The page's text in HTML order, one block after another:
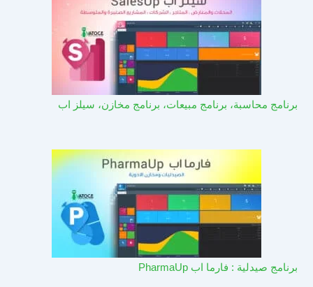
برنامج محاسبة، برنامج مبيعات، برنامج مخازن، سيلز اب
برنامج صيدلية : فارما اب PharmaUp​